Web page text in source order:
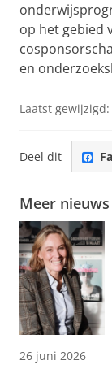
op het gebied
en
Laatst gewijzigd:
Deel dit
Meer nieuws
26 juni 2026